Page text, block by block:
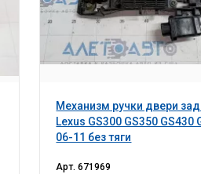
Механизм ручки двери
Lexus GS300 GS350 GS430
06-11 без тяги
Арт.671969